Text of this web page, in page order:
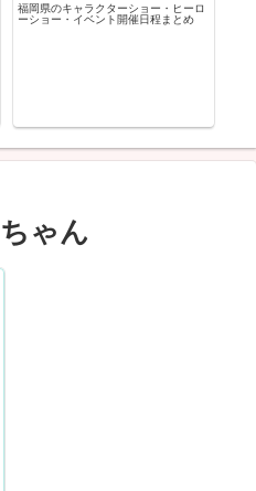
福岡県のキャラクターショー・ヒーロ
ーショー・イベント開催日程まとめ
ゃん